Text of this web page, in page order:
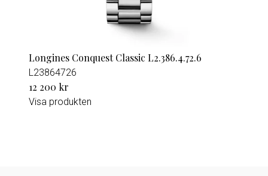
Longines Conquest Classic L2.386.4.72.6
L23864726
12 200 kr
Visa produkten